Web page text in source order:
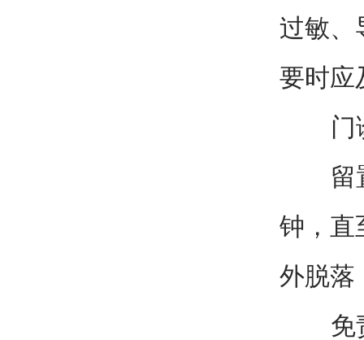
过敏、
要时应
门
留置
钟，直
外脱落
免责